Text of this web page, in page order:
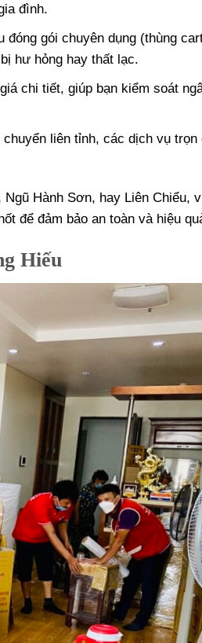
đình.
gói chuyên dụng (thùng
hư hỏng hay thất lạc.
chi tiết, giúp bạn kiểm soát
liên tỉnh, các dịch vụ trọn
Hành Sơn, hay Liên Chiểu,
để đảm bảo an toàn và hiệu
Hiếu